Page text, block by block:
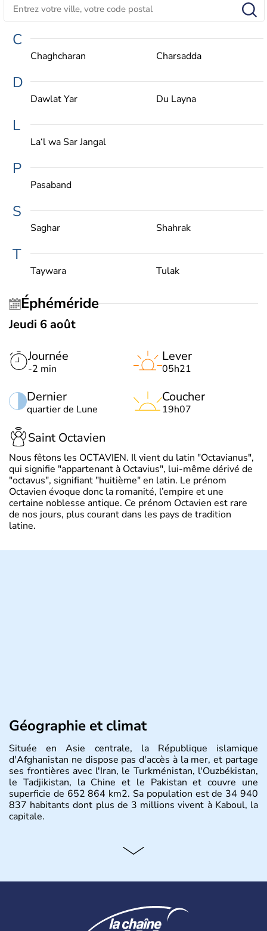
C
Chaghcharan Charsadda
D
Dawlat Yar Du Layna
L
La‘l wa Sar Jangal
P
Pasaband
S
Saghar Shahrak
T
Taywara Tulak
Éphéméride
Jeudi 6 août
Journée
-2 min
Dernier
quartier de Lune
Lever
05h21
Coucher
19h07
Saint Octavien
Nous fêtons les OCTAVIEN. Il vient du latin "Octavianus",
qui signifie "appartenant à Octavius", lui-même dérivé de
"octavus", signifiant "huitième" en latin. Le prénom
Octavien évoque donc la romanité, l’empire et une
certaine noblesse antique. Ce prénom Octavien est rare
de nos jours, plus courant dans les pays de tradition
latine.
Géographie et climat
Située en Asie centrale, la République islamique
d'Afghanistan ne dispose pas d'accès à la mer, et partage
ses frontières avec l'Iran, le Turkménistan, l'Ouzbékistan,
le Tadjikistan, la Chine et le Pakistan et couvre une
superficie de 652 864 km2. Sa population est de 34 940
837 habitants dont plus de 3 millions vivent à Kaboul, la
capitale.